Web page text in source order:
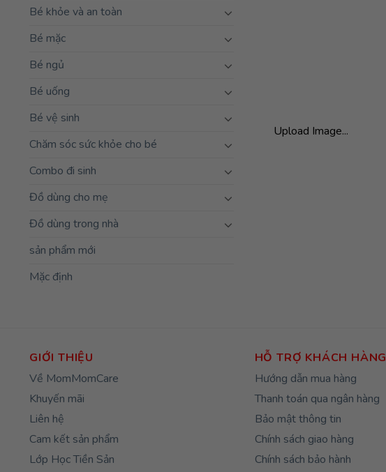
Upload Image...
Bé khỏe và an toàn
Bé mặc
Bé ngủ
Bé uống
Bé vệ sinh
Chăm sóc sức khỏe cho bé
Combo đi sinh
Đồ dùng cho mẹ
Đồ dùng trong nhà
sản phẩm mới
Mặc định
GIỚI THIỆU
Về MomMomCare
Khuyến mãi
Liên hệ
Cam kết sản phẩm
Lớp Học Tiền Sản
HỖ TRỢ KHÁCH HÀNG
Hướng dẫn mua hàng
Thanh toán qua ngân hàng
Bảo mật thông tin
Chính sách giao hàng
Chính sách bảo hành